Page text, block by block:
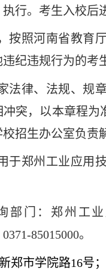
行。考生入校后
按照河南省教育
纪违规行为的考
法律、法规、规
突，以本章程
招生办公室负责
于郑州工业应用
部门：郑州工
85015000。
郑市学院路16号